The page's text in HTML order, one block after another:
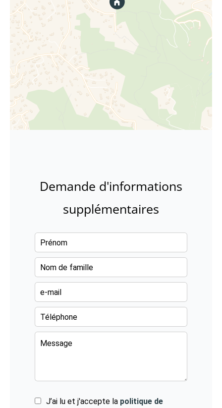
Demande d'informations
supplémentaires
J’ai lu et j'accepte la politique de